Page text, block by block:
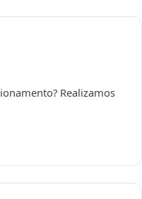
Realizamos